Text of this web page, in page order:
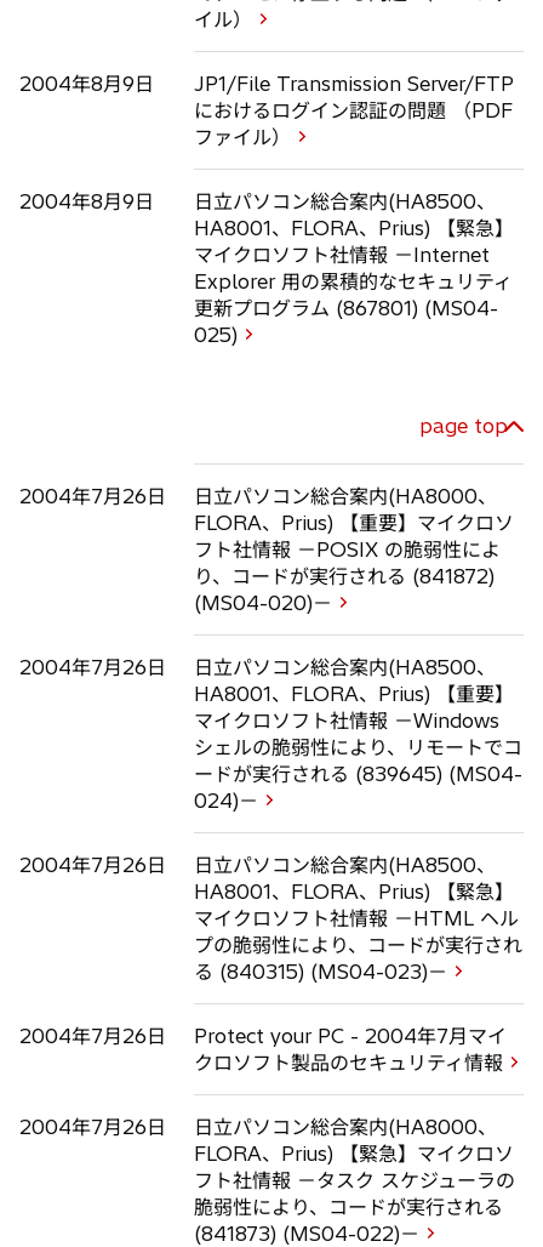
イル）
2004年8月9日
JP1/File Transmission Server/FTP
におけるログイン認証の問題 （PDF
ファイル）
2004年8月9日
日立パソコン総合案内(HA8500、
HA8001、FLORA、Prius) 【緊急】
マイクロソフト社情報 －Internet
Explorer 用の累積的なセキュリティ
更新プログラム (867801) (MS04-
025)
page top
2004年7月26日
日立パソコン総合案内(HA8000、
FLORA、Prius) 【重要】マイクロソ
フト社情報 －POSIX の脆弱性によ
り、コードが実行される (841872)
(MS04-020)－
2004年7月26日
日立パソコン総合案内(HA8500、
HA8001、FLORA、Prius) 【重要】
マイクロソフト社情報 －Windows
シェルの脆弱性により、リモートでコ
ードが実行される (839645) (MS04-
024)－
2004年7月26日
日立パソコン総合案内(HA8500、
HA8001、FLORA、Prius) 【緊急】
マイクロソフト社情報 －HTML ヘル
プの脆弱性により、コードが実行され
る (840315) (MS04-023)－
2004年7月26日
Protect your PC - 2004年7月マイ
クロソフト製品のセキュリティ情報
2004年7月26日
日立パソコン総合案内(HA8000、
FLORA、Prius) 【緊急】マイクロソ
フト社情報 －タスク スケジューラの
脆弱性により、コードが実行される
(841873) (MS04-022)－